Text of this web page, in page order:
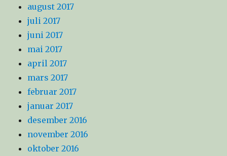
august 2017
juli 2017
juni 2017
mai 2017
april 2017
mars 2017
februar 2017
januar 2017
desember 2016
november 2016
oktober 2016